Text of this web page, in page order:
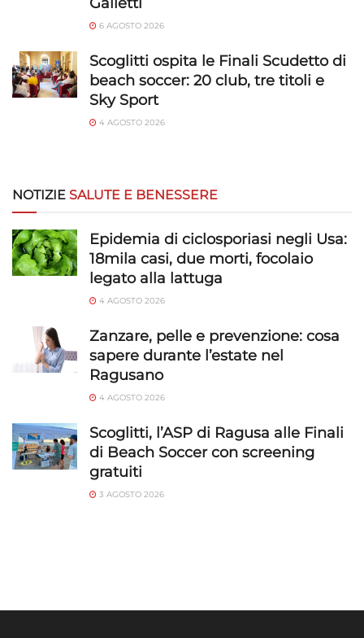
6 AGOSTO 2026
Scoglitti ospita le Finali Scudetto di
beach soccer: 20 club, tre titoli e
Sky Sport
4 AGOSTO 2026
NOTIZIE SALUTE E BENESSERE
Epidemia di ciclosporiasi negli Usa:
18mila casi, due morti, focolaio
legato alla lattuga
4 AGOSTO 2026
Zanzare, pelle e prevenzione: cosa
sapere durante l’estate nel
Ragusano
4 AGOSTO 2026
Scoglitti, l’ASP di Ragusa alle Finali
di Beach Soccer con screening
gratuiti
3 AGOSTO 2026